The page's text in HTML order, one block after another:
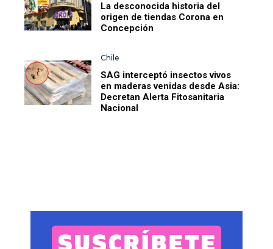
La desconocida historia del
origen de tiendas Corona en
Concepción
Chile
SAG interceptó insectos vivos
en maderas venidas desde Asia:
Decretan Alerta Fitosanitaria
Nacional